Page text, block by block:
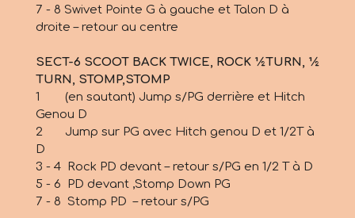
7 - 8 Swivet Pointe G à gauche et Talon D à
droite – retour au centre
SECT-6 SCOOT BACK TWICE, ROCK ½TURN, ½
TURN, STOMP,STOMP
1 (en sautant) Jump s/PG derrière et Hitch
Genou D
2 Jump sur PG avec Hitch genou D et 1/2T à
D
3 - 4 Rock PD devant – retour s/PG en 1/2 T à D
5 - 6 PD devant ,Stomp Down PG
7 - 8 Stomp PD – retour s/PG